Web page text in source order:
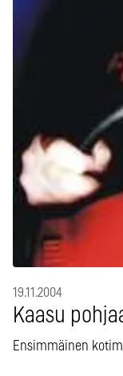
19.11.2004
Kaasu
Ensimmäinen